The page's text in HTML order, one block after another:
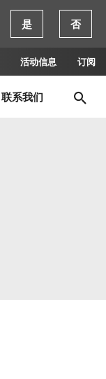
活动信息 订阅
联系我们
是 否